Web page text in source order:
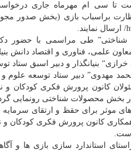
تا سی ام مهرماه جاری
براسباب بازی (بخش صدور
شناختی” طی مراسمی با حضور
علمی، فناوری و اقتصاد دانش
بنیانگذار و دبیر اسبق ستاد
مهدوی” دبیر ستاد توسعه علوم
کانون پرورش فکری کودکان و
بخش محصولات شناختی رونمایی
موثر برای حقظ و ارتقای
کانون پرورش فکری کودکان و
استاندارد سازی بازی ها و